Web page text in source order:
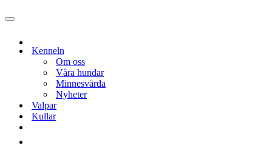
Navigeringsmeny
Kenneln
Om oss
Våra hundar
Minnesvärda
Nyheter
Valpar
Kullar